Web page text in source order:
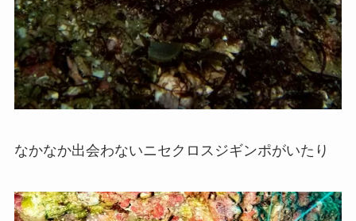
なかなか出会わないニセクロスジギンポがいたり